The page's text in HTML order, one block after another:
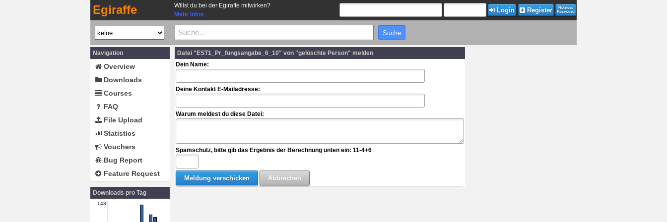
Egiraffe
Willst du bei der Egiraffe mitwirken?
Mehr Infos
Login Register
Retrieve
Password
Navigation
Overview
Downloads
Courses
FAQ
File Upload
Statistics
Vouchers
Bug Report
Feature Request
Downloads pro Tag
143
Datei "EST1_Pr_fungsangabe_6_10" von "gelöschte Person" melden
Dein Name:
Deine Kontakt E-Mailadresse:
Warum meldest du diese Datei:
Spamschutz, bitte gib das Ergebnis der Berechnung unten ein: 11-4+6